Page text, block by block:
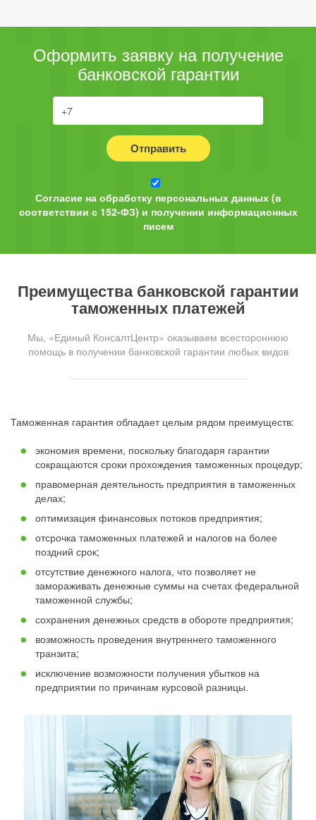
Оформить заявку на получение
банковской гарантии
Отправить
Согласие на обработку персональных данных (в
соответствии с 152-ФЗ) и получении информационных
писем
Преимущества банковской гарантии
таможенных платежей
Мы, «Единый КонсалтЦентр» оказываем всестороннюю
помощь в получении банковской гарантии любых видов
Таможенная гарантия обладает целым рядом преимуществ:
экономия времени, поскольку благодаря гарантии
сокращаются сроки прохождения таможенных процедур;
правомерная деятельность предприятия в таможенных
делах;
оптимизация финансовых потоков предприятия;
отсрочка таможенных платежей и налогов на более
поздний срок;
отсутствие денежного налога, что позволяет не
замораживать денежные суммы на счетах федеральной
таможенной службы;
сохранения денежных средств в обороте предприятия;
возможность проведения внутреннего таможенного
транзита;
исключение возможности получения убытков на
предприятии по причинам курсовой разницы.